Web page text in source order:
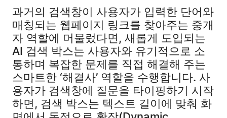
과거의 검색창이 사용자가 입력한 단어와
매칭되는 웹페이지 링크를 찾아주는 중개
자 역할에 머물렀다면, 새롭게 도입되는
AI 검색 박스는 사용자와 유기적으로 소
통하며 복잡한 문제를 직접 해결해 주는
스마트한 ‘해결사’ 역할을 수행합니다. 사
용자가 검색창에 질문을 타이핑하기 시작
하면, 검색 박스는 텍스트 길이에 맞춰 화